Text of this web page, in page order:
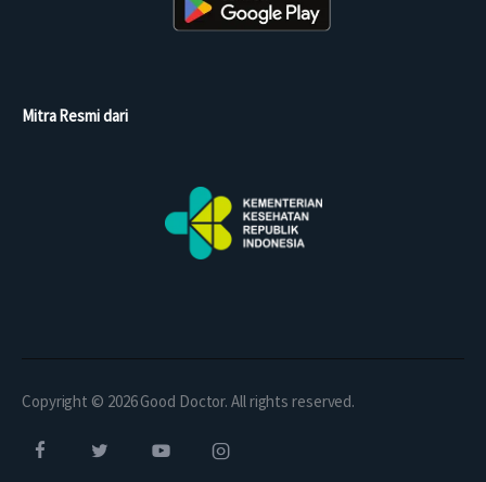
Mitra Resmi dari
Copyright © 2026 Good Doctor. All rights reserved.